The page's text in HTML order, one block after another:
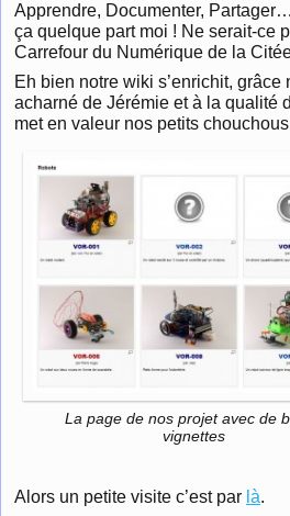
Apprendre, Documenter,
ça quelque part moi ! Ne serait-ce
Carrefour du Numérique de la
Eh bien notre wiki s’enrichit, grâce
acharné de Jérémie et à la qualité
met en valeur nos petits
La page de nos projet avec de
vignettes
Alors un petite visite c’est par là.